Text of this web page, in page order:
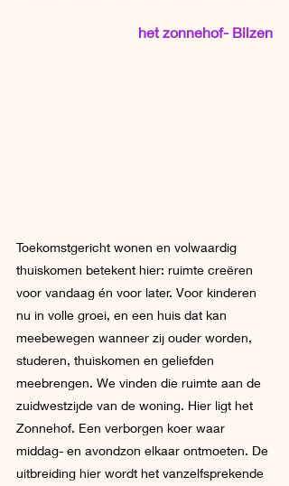
het zonnehof- Bilzen
Toekomstgericht wonen en volwaardig
thuiskomen betekent hier: ruimte creëren
voor vandaag én voor later. Voor kinderen
nu in volle groei, en een huis dat kan
meebewegen wanneer zij ouder worden,
studeren, thuiskomen en geliefden
meebrengen. We vinden die ruimte aan de
zuidwestzijde van de woning. Hier ligt het
Zonnehof. Een verborgen koer waar
middag- en avondzon elkaar ontmoeten. De
uitbreiding hier wordt het vanzelfsprekende